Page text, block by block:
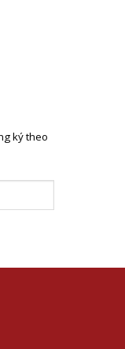
ký theo